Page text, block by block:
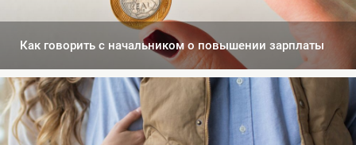
Как говорить с начальником о повышении зарплаты